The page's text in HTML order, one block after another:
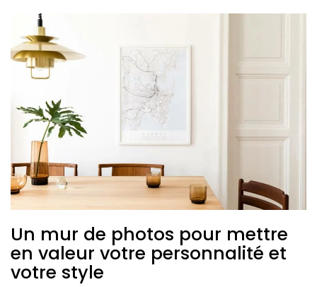
Un mur de photos pour mettre
en valeur votre personnalité et
votre style